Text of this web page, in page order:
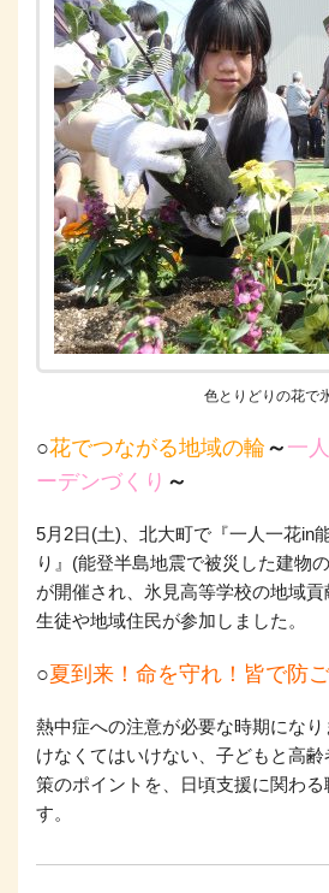
色とりどりの花で
○花でつながる地域の輪 ～ 一
ーデンづくり ～
5月2日(土)、北大町で『一人一花in
り』(能登半島地震で被災した建物
が開催され、氷見高等学校の地域
生徒や地域住民が参加しました。
○夏到来！命を守れ！皆で防
熱中症への注意が必要な時期にな
けなくてはいけない、子どもと高
策のポイントを、日頃支援に関わる
す。